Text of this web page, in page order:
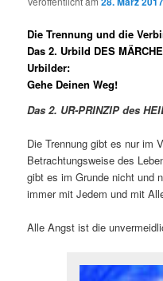
Die Trennung und die
Das 2. Urbild DES
Urbilder:
Gehe Deinen Weg!
Das 2. UR-PRINZIP des
Die Trennung gibt es nur im
Betrachtungsweise des
gibt es im Grunde nicht und
immer mit Jedem und mit
Alle Angst ist die